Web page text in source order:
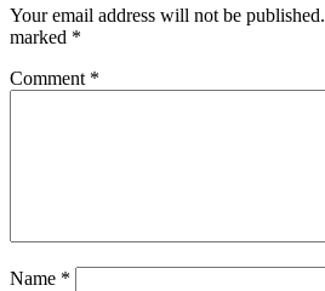
Your email address will not be published.
marked *
Comment *
Name *